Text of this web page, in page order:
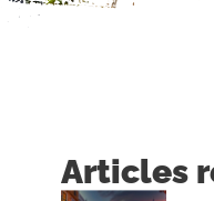
Articles